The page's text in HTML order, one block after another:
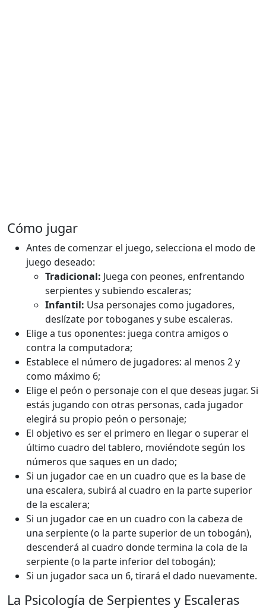
Cómo jugar
Antes de comenzar el juego, selecciona el modo de
juego deseado:
Tradicional: Juega con peones, enfrentando
serpientes y subiendo escaleras;
Infantil: Usa personajes como jugadores,
deslízate por toboganes y sube escaleras.
Elige a tus oponentes: juega contra amigos o
contra la computadora;
Establece el número de jugadores: al menos 2 y
como máximo 6;
Elige el peón o personaje con el que deseas jugar. Si
estás jugando con otras personas, cada jugador
elegirá su propio peón o personaje;
El objetivo es ser el primero en llegar o superar el
último cuadro del tablero, moviéndote según los
números que saques en un dado;
Si un jugador cae en un cuadro que es la base de
una escalera, subirá al cuadro en la parte superior
de la escalera;
Si un jugador cae en un cuadro con la cabeza de
una serpiente (o la parte superior de un tobogán),
descenderá al cuadro donde termina la cola de la
serpiente (o la parte inferior del tobogán);
Si un jugador saca un 6, tirará el dado nuevamente.
La Psicología de Serpientes y Escaleras